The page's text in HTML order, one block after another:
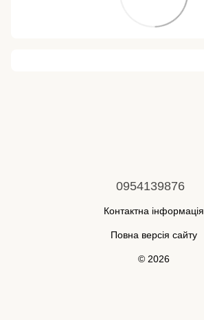
0954139876
Контактна інформація
Повна версія сайту
© 2026